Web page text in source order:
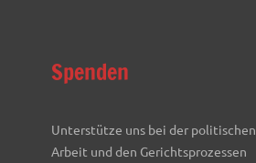
Spenden
Unterstütze uns bei der politischen
Arbeit und den Gerichtsprozessen